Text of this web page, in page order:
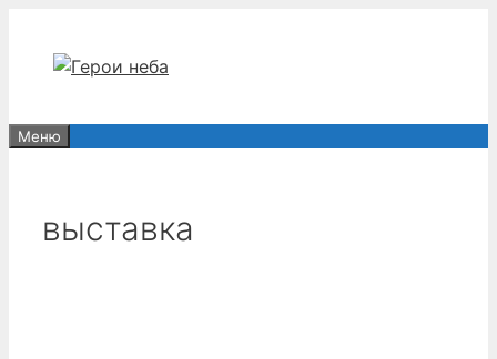
содержимому
Меню
выставка